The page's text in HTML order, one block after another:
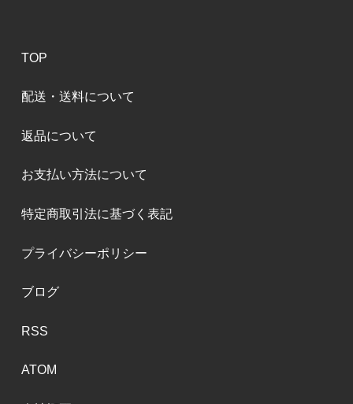
TOP
配送・送料について
返品について
お支払い方法について
特定商取引法に基づく表記
プライバシーポリシー
ブログ
RSS
ATOM